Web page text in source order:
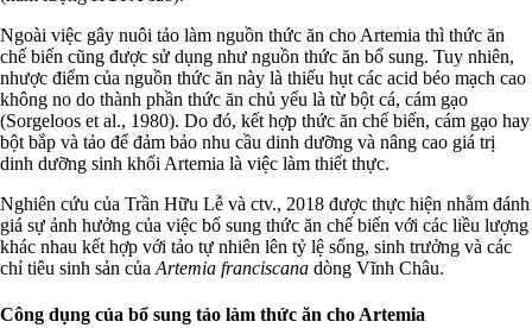
Ngoài việc gây nuôi tảo làm nguồn thức ăn cho Artemia thì thức ăn
chế biến cũng được sử dụng như nguồn thức ăn bổ sung. Tuy nhiên,
nhược điểm của nguồn thức ăn này là thiếu hụt các acid béo mạch cao
không no do thành phần thức ăn chủ yếu là từ bột cá, cám gạo
(Sorgeloos et al., 1980). Do đó, kết hợp thức ăn chế biến, cám gạo hay
bột bắp và tảo để đảm bảo nhu cầu dinh dưỡng và nâng cao giá trị
dinh dưỡng sinh khối Artemia là việc làm thiết thực.
Nghiên cứu của Trần Hữu Lễ và ctv., 2018 được thực hiện nhằm đánh
giá sự ảnh hưởng của việc bổ sung thức ăn chế biến với các liều lượng
khác nhau kết hợp với tảo tự nhiên lên tỷ lệ sống, sinh trưởng và các
chỉ tiêu sinh sản của Artemia franciscana dòng Vĩnh Châu.
Công dụng của bổ sung tảo làm thức ăn cho Artemia